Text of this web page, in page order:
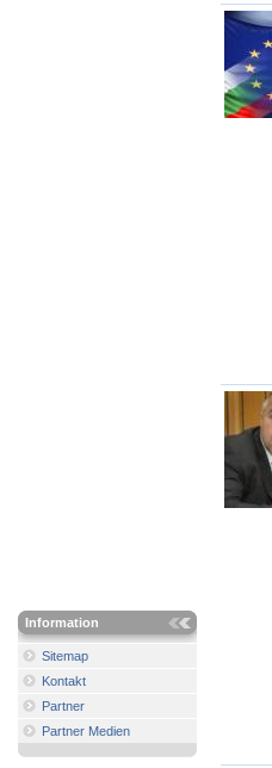
Information
Sitemap
Kontakt
Partner
Partner Medien